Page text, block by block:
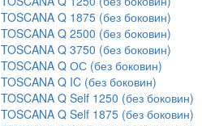
TOSCANA Q 1875 (без боковин)
TOSCANA Q 2500 (без боковин)
TOSCANA Q 3750 (без боковин)
TOSCANA Q ОС (без боковин)
TOSCANA Q IC (без боковин)
TOSCANA Q Self 1250 (без боковин)
TOSCANA Q Self 1875 (без боковин)